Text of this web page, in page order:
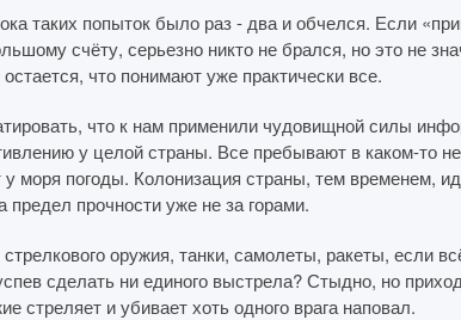
таких попыток было раз - два и обчелся. Если
счёту, серьезно никто не брался, но это не
что понимают уже практически все.
что к нам применили чудовищной силы
у целой страны. Все пребывают в каком-то
моря погоды. Колонизация страны, тем временем,
предел прочности уже не за горами.
оружия, танки, самолеты, ракеты, если
сделать ни единого выстрела? Стыдно, но
стреляет и убивает хоть одного врага наповал.